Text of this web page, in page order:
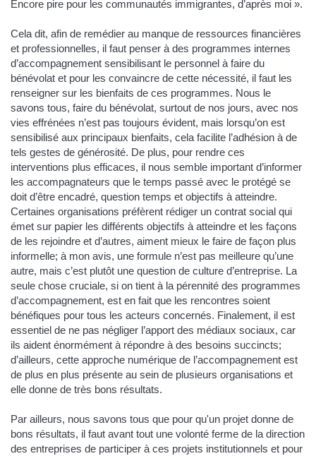
Encore pire pour les communautés immigrantes, d’après moi ».
Cela dit, afin de remédier au manque de ressources financières
et professionnelles, il faut penser à des programmes internes
d’accompagnement sensibilisant le personnel à faire du
bénévolat et pour les convaincre de cette nécessité, il faut les
renseigner sur les bienfaits de ces programmes. Nous le
savons tous, faire du bénévolat, surtout de nos jours, avec nos
vies effrénées n’est pas toujours évident, mais lorsqu’on est
sensibilisé aux principaux bienfaits, cela facilite l’adhésion à de
tels gestes de générosité. De plus, pour rendre ces
interventions plus efficaces, il nous semble important d’informer
les accompagnateurs que le temps passé avec le protégé se
doit d’être encadré, question temps et objectifs à atteindre.
Certaines organisations préfèrent rédiger un contrat social qui
émet sur papier les différents objectifs à atteindre et les façons
de les rejoindre et d’autres, aiment mieux le faire de façon plus
informelle; à mon avis, une formule n’est pas meilleure qu’une
autre, mais c’est plutôt une question de culture d’entreprise. La
seule chose cruciale, si on tient à la pérennité des programmes
d’accompagnement, est en fait que les rencontres soient
bénéfiques pour tous les acteurs concernés. Finalement, il est
essentiel de ne pas négliger l’apport des médiaux sociaux, car
ils aident énormément à répondre à des besoins succincts;
d’ailleurs, cette approche numérique de l’accompagnement est
de plus en plus présente au sein de plusieurs organisations et
elle donne de très bons résultats.
Par ailleurs, nous savons tous que pour qu'un projet donne de
bons résultats, il faut avant tout une volonté ferme de la direction
des entreprises de participer à ces projets institutionnels et pour